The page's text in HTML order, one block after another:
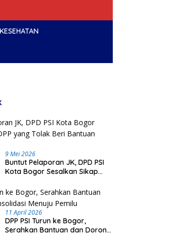
KESEHATAN
9 Mei 2026
Buntut Pelaporan JK, DPD PSI
Kota Bogor Sesalkan Sikap
Hukum
11 April 2026
DPP PSI Turun ke Bogor,
Serahkan Bantuan dan Dorong